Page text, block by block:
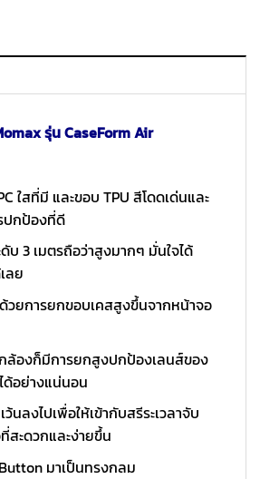
รุ่น CaseForm Air
ใสที่มี และขอบ TPU สีโดดเด่นและ
ปกป้องที่ดี
บ 3 เมตรถือว่าสูงมากๆ มั่นใจได้
ลย
วยการยกขอบเคสสูงขึ้นจากหน้าจอ
ล้องก็มีการยกสูงปกป้องเลนส์ของ
อย่างแน่นอน
นลงไปเพื่อให้เข้ากับสรีระเวลาจับ
สะดวกและง่ายขึ้น
มาเป็นทรงกลม